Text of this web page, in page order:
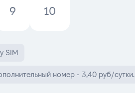
9 10
SIM
номер - 3,40 руб/сутки.